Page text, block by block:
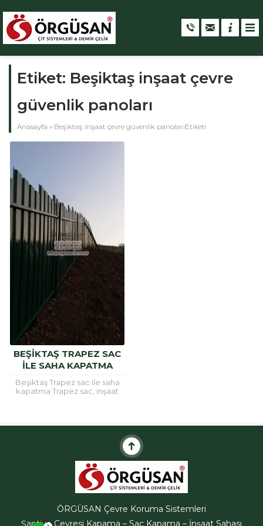
Etiket: Beşiktaş inşaat çevre
güvenlik panoları
Anasayfa » Beşiktaş inşaat çevre güvenlik panolarıEtiketi
BEŞIKTAŞ TRAPEZ SAC
ILE SAHA KAPATMA
Beşiktaş Trapez sac ile saha
kapatma Trapez sac, inşaat
kullanılan bir
Cevap Yaz
ÖRGÜSAN Çevre Koruma Sistemleri
Şantiye Çevresi Kapama – Sac Kapama – İnşaat Sahası